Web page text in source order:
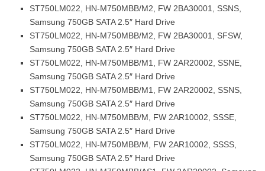
ST750LM022, HN-M750MBB/M2, FW 2BA30001, SSNS,
Samsung 750GB SATA 2.5″ Hard Drive
ST750LM022, HN-M750MBB/M2, FW 2BA30001, SFSW,
Samsung 750GB SATA 2.5″ Hard Drive
ST750LM022, HN-M750MBB/M1, FW 2AR20002, SSNE,
Samsung 750GB SATA 2.5″ Hard Drive
ST750LM022, HN-M750MBB/M1, FW 2AR20002, SSNS,
Samsung 750GB SATA 2.5″ Hard Drive
ST750LM022, HN-M750MBB/M, FW 2AR10002, SSSE,
Samsung 750GB SATA 2.5″ Hard Drive
ST750LM022, HN-M750MBB/M, FW 2AR10002, SSSS,
Samsung 750GB SATA 2.5″ Hard Drive